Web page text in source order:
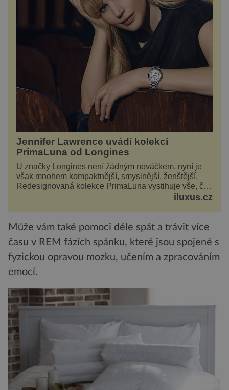
Jennifer Lawrence uvádí kolekci
PrimaLuna od Longines
U značky Longines není žádným nováčkem, nyní je
však mnohem kompaktnější, smyslnější, ženštější.
Redesignovaná kolekce PrimaLuna vystihuje vše, čím
je značka Longines dnes a čím byla i před stoiluxus.cz
Může vám také pomoci déle spát a trávit více
času v REM fázích spánku, které jsou spojené s
fyzickou opravou mozku, učením a zpracováním
emocí.